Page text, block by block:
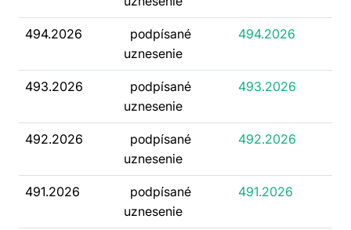
494.2026
podpísané
uznesenie
494.2026
493.2026
podpísané
uznesenie
493.2026
492.2026
podpísané
uznesenie
492.2026
491.2026
podpísané
uznesenie
491.2026